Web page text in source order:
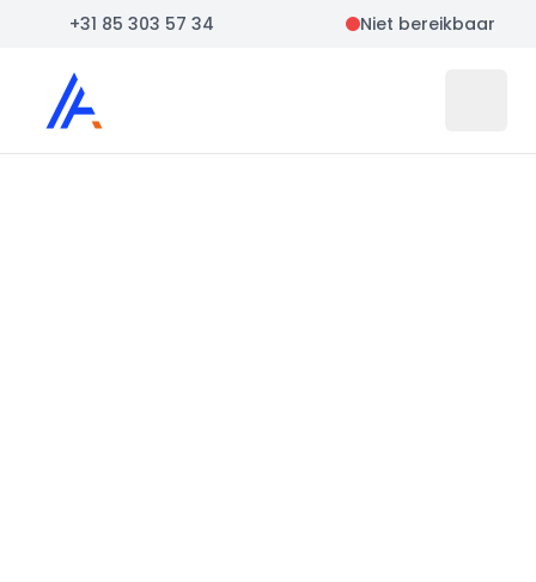
+31 85 303 57 34 Niet bereikbaar
Auto Atlas